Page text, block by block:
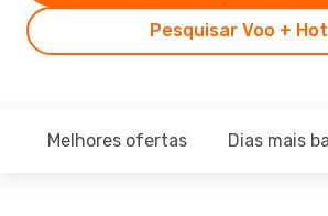
Pesquisar Voo +
Melhores ofertas Dias mais